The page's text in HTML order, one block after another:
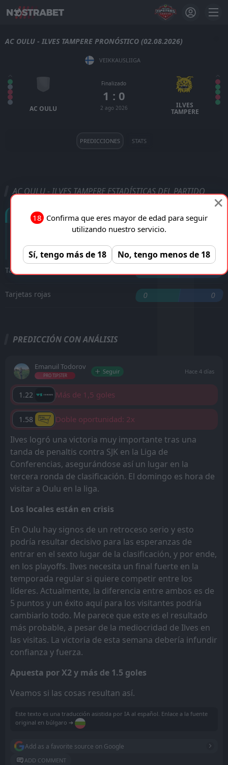
AC OULU - ILVES TAMPERE PRONÓSTICO (02.08.2026)
VEIKKAUSLIIGA
AC OULU
Finalizado
1 : 0
2 ago 2026 ILVES
TAMPERE
PREDICCIONES STATS
AC OULU - ILVES TAMPERE ESTADÍSTICAS DEL PARTIDO
Goles
Tarjetas amarillas
Tarjetas rojas 0 0
PREDICCIÓN CON ANÁLISIS
Emanuil Todorov
PRO TIPSTER
Seguir Hace 4 días
1.22 Más de 1,5 goles
1.58 Doble oportunidad: 2x
Ilves logró una victoria muy importante tras una
tanda de penaltis contra SJK en la Liga de
Conferencias, asegurándose así un lugar en la
tercera ronda de clasificación. El domingo es hora de
visitar a Oulu en la liga.
Los locales están en crisis
En Oulu hay signos de un retroceso serio y esto
podría resultar decisivo para las esperanzas de
entrar en el sexto lugar de la clasificación, y por ende,
en los playoffs. Ilves necesita un final fuerte en la
temporada regular si quiere competir entre los
líderes. Actualmente, la diferencia entre ambos es de
5 puntos y un éxito aquí para los visitantes podría
cambiarlo todo. Me parece que este es el resultado
más probable, a pesar de la mediocridad de Ilves en
las visitas. La victoria de esta semana debería infundir
confianza y fuerza.
Apuesta por X2 y más de 1.5 goles
Veamos si las cosas resultan así.
Este texto es una traducción asistida por IA al español. Enlace a la fuente
original en búlgaro ➔
Add as a favorite source on Google
ADD COMMENT
18 Confirma que eres mayor de edad para seguir
utilizando nuestro servicio.
Sí, tengo más de 18 No, tengo menos de 18